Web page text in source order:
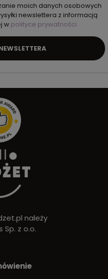
moich danych osobowych
newslettera z informacją
w polityce prywatności.
należy
Sp. z o.o.